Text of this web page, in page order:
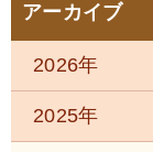
アーカイブ
2026年
2025年